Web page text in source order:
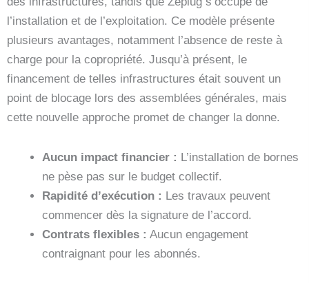
l’installation et de l’exploitation. Ce modèle présente
plusieurs avantages, notamment l’absence de reste à
charge pour la copropriété. Jusqu’à présent, le
financement de telles infrastructures était souvent un
point de blocage lors des assemblées générales, mais
cette nouvelle approche promet de changer la donne.
Aucun impact financier : L’installation de bornes
ne pèse pas sur le budget collectif.
Rapidité d’exécution : Les travaux peuvent
commencer dès la signature de l’accord.
Contrats flexibles : Aucun engagement
contraignant pour les abonnés.